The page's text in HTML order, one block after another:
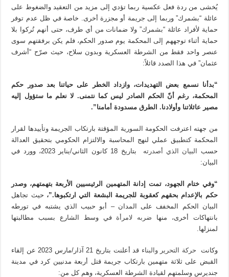
يُخشى من ردة فعل عكسية ربما تؤدي إلى مزيد من التعقيد والضغوط على
عائلة “بشمرك” وربما إلى جريمة أو مجزرة أخرى. خاصة في ظل عدم توفر
حماية لأفراد عائلة “بشمرك” ولا ضمانات من أي طرف، حتى أنهم تُركوا بلا
حماية أثناء توجههم إلى المحكمة يوم صدور الحكم، فلم يكن برفقتهم سوى
عنصر واحد فقط من الشرطة العسكرية وبدون سلاح، حيث صرّح “أشرف
عثمان” في هذا الصدد قائلاً:
“بدأنا نسمع بعض التهديدات، وازداد الخطر على حياتنا بعد صدور حكم
المحكمة، رغم أنّ الحكم الصادر ليس كما نتمنى. لا نعلم ما ستؤول إليه
مصير عائلاتنا وأولادنا. الطرق مسدودة أمامنا”.
من جهته اعترفت الحكومة السورية المؤقتة بارتكاب الجريمة وتأييدها لقرار
المحكمة كتطبيق عملي لنهج المحاسبة والالتزام الحكومي بتحقيق العدالة
حسب
البيان الذي أصدرته
بتاريخ 18 كانون الثاني/يناير 2023، وورد في
البيان:
“وفي ختام الجهود، تمت إدانة المتهمين الرئيسيين الأربعة بتهمتهم، وصدر
حكم بالإعدام بحقهم كعقوبة للجريمة البشعة التي ارتكبوها.”، حيث تجاهل
البيان الحكم المخفف على المدان – أبو حبيب الذي يشتبه في تورطه
بانتهاكات أخرى، منها ضربه لامرأة في وسط الشارع بسبب مطالبتها
لمنزلها.
وكانت حركة التحرير والبناء
قد أعلنت بتاريخ 21 آذار/مارس 2023 عن إلقاء
القبض على ثلاثة متهمين بارتكاب جريمة قتل أربعة مدنيين كرد في مدينة
جنديرس وسلمتهم لقيادة الشرطة العسكرية، وهم كل من: